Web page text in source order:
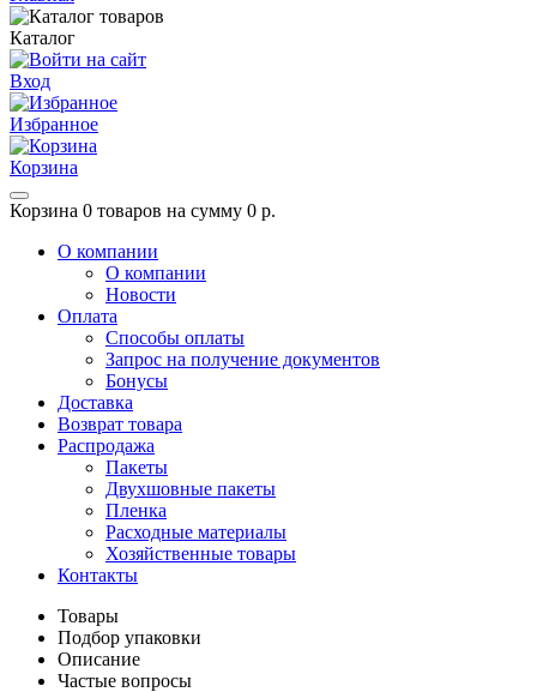
Каталог
Вход
Избранное
Корзина
Корзина 0 товаров на сумму 0 р.
О компании
О компании
Новости
Оплата
Способы оплаты
Запрос на получение документов
Бонусы
Доставка
Возврат товара
Распродажа
Пакеты
Двухшовные пакеты
Пленка
Расходные материалы
Хозяйственные товары
Контакты
Товары
Подбор упаковки
Описание
Частые вопросы